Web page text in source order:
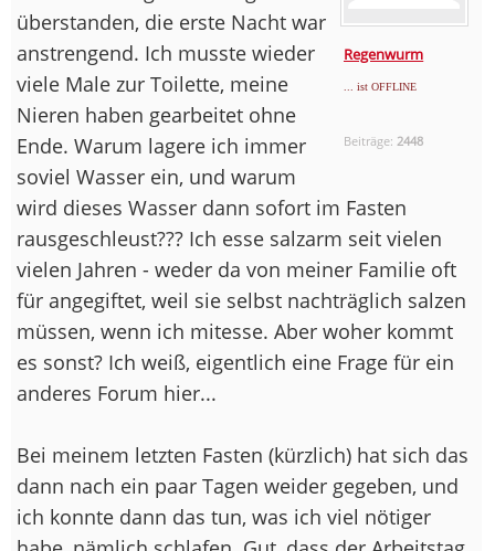
Regenwurm
... ist OFFLINE
Beiträge: 2448
überstanden, die erste Nacht war
anstrengend. Ich musste wieder
viele Male zur Toilette, meine
Nieren haben gearbeitet ohne
Ende. Warum lagere ich immer
soviel Wasser ein, und warum
wird dieses Wasser dann sofort im Fasten
rausgeschleust??? Ich esse salzarm seit vielen
vielen Jahren - weder da von meiner Familie oft
für angegiftet, weil sie selbst nachträglich salzen
müssen, wenn ich mitesse. Aber woher kommt
es sonst? Ich weiß, eigentlich eine Frage für ein
anderes Forum hier...
Bei meinem letzten Fasten (kürzlich) hat sich das
dann nach ein paar Tagen weider gegeben, und
ich konnte dann das tun, was ich viel nötiger